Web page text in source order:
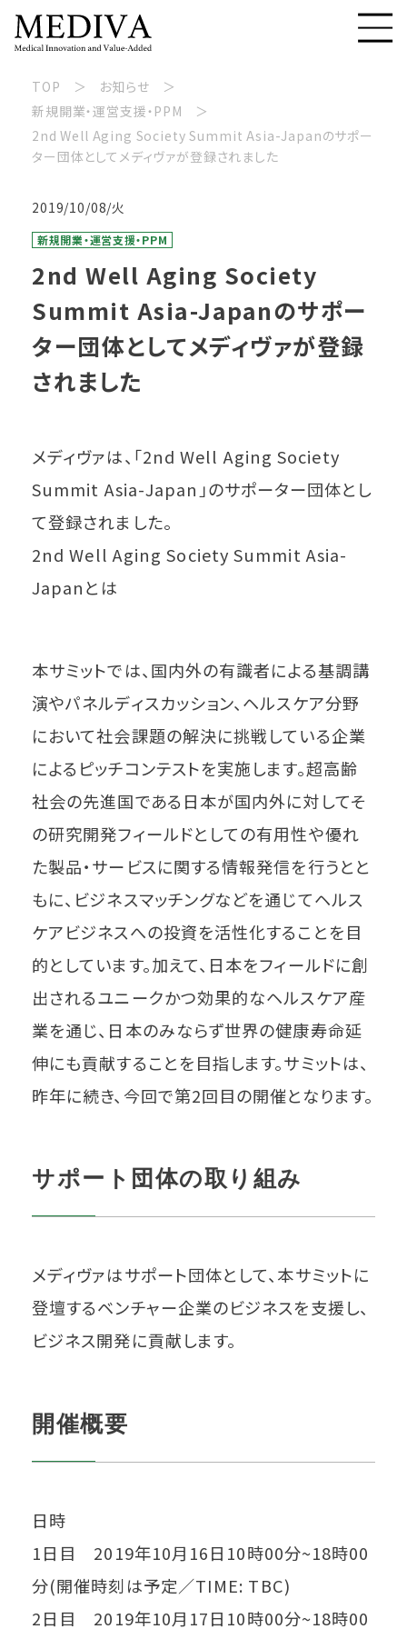
TOP
お知らせ
新規開業・運営支援・PPM
2nd Well Aging Society Summit Asia-Japanのサポー
ター団体としてメディヴァが登録されました
2019/10/08/火
新規開業・運営支援・PPM
2nd Well Aging Society
Summit Asia-Japanのサポー
ター団体としてメディヴァが登録
されました
メディヴァは、「2nd Well Aging Society
Summit Asia-Japan」のサポーター団体とし
て登録されました。
2nd Well Aging Society Summit Asia-
Japanとは
本サミットでは、国内外の有識者による基調講
演やパネルディスカッション、ヘルスケア分野
において社会課題の解決に挑戦している企業
によるピッチコンテストを実施します。超高齢
社会の先進国である日本が国内外に対してそ
の研究開発フィールドとしての有用性や優れ
た製品・サービスに関する情報発信を行うとと
もに、ビジネスマッチングなどを通じてヘルス
ケアビジネスへの投資を活性化することを目
的としています。加えて、日本をフィールドに創
出されるユニークかつ効果的なヘルスケア産
業を通じ、日本のみならず世界の健康寿命延
伸にも貢献することを目指します。サミットは、
昨年に続き、今回で第2回目の開催となります。
サポート団体の取り組み
メディヴァはサポート団体として、本サミットに
登壇するベンチャー企業のビジネスを支援し、
ビジネス開発に貢献します。
開催概要
日時
1日目 2019年10月16日10時00分~18時00
分(開催時刻は予定／TIME: TBC)
2日目 2019年10月17日10時00分~18時00